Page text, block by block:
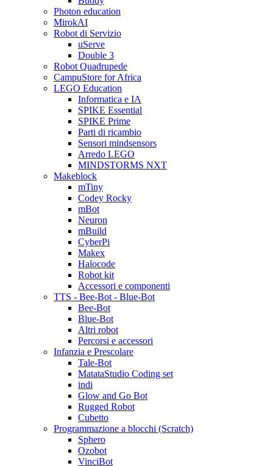
Photon education
MirokAI
Robot di Servizio
uServe
Double 3
Robot Quadrupede
CampuStore for Africa
LEGO Education
Informatica e IA
SPIKE Essential
SPIKE Prime
Parti di ricambio
Sensori mindsensors
Arredo LEGO
MINDSTORMS NXT
Makeblock
mTiny
Codey Rocky
mBot
Neuron
mBuild
CyberPi
Makex
Halocode
Robot kit
Accessori e componenti
TTS - Bee-Bot - Blue-Bot
Bee-Bot
Blue-Bot
Altri robot
Percorsi e accessori
Infanzia e Prescolare
Tale-Bot
MatataStudio Coding set
indi
Glow and Go Bot
Rugged Robot
Cubetto
Programmazione a blocchi (Scratch)
Sphero
Ozobot
VinciBot